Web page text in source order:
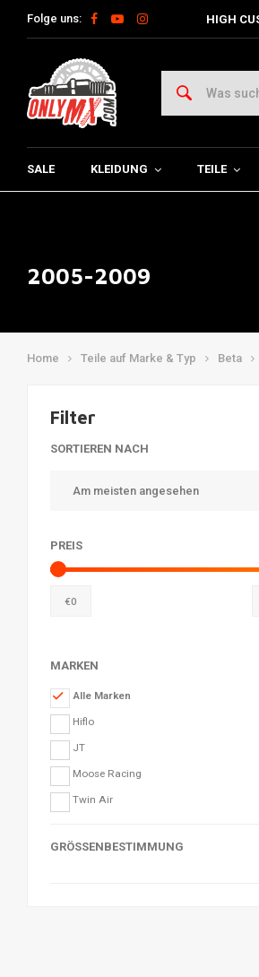
Folge uns: HIGH
SALE KLEIDUNG TEILE
2005-2009
Home Teile auf Marke & Typ Beta
Filter
SORTIEREN NACH
Am meisten angesehen
PREIS
€0
MARKEN
Alle Marken
Hiflo
JT
Moose Racing
Twin Air
GRÖSSENBESTIMMUNG